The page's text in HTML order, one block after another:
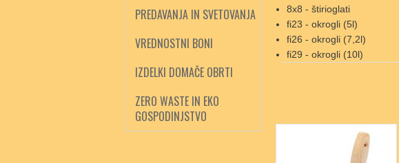
PREDAVANJA IN SVETOVANJA
VREDNOSTNI BONI
IZDELKI DOMAČE OBRTI
ZERO WASTE IN EKO
GOSPODINJSTVO
8x8 - štirioglati
fi23 - okrogli (5l)
fi26 - okrogli (7,2l)
fi29 - okrogli (10l)